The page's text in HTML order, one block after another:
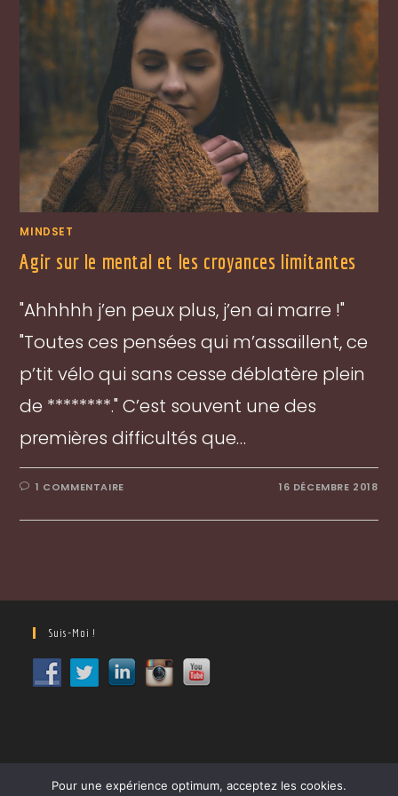
MINDSET
Agir sur le mental et les croyances limitantes
"Ahhhhh j’en peux plus, j’en ai marre !"
"Toutes ces pensées qui m’assaillent, ce
p’tit vélo qui sans cesse déblatère plein
de ********." C’est souvent une des
premières difficultés que…
1 COMMENTAIRE 16 DÉCEMBRE 2018
Suis-Moi !
Pour une expérience optimum, acceptez les cookies.